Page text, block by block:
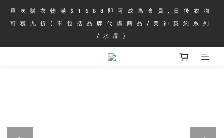
單 次 購 衣 物 滿 $ 1 6 8 8 即 可 成 為 會 員 , 日 後 衣 物
可 獲 九 折 ( 不 包 括 品 牌 代 購 商 品 / 美 神 契 約 系 列
/ 水 晶 )